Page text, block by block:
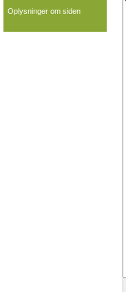
Oplysninger om siden